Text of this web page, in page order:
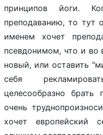
принципов йоги.
преподаванию, то тут
именем хочет
псевдонимом, что и во
новый, или оставить
себя
целесообразно
очень
хочет европейский